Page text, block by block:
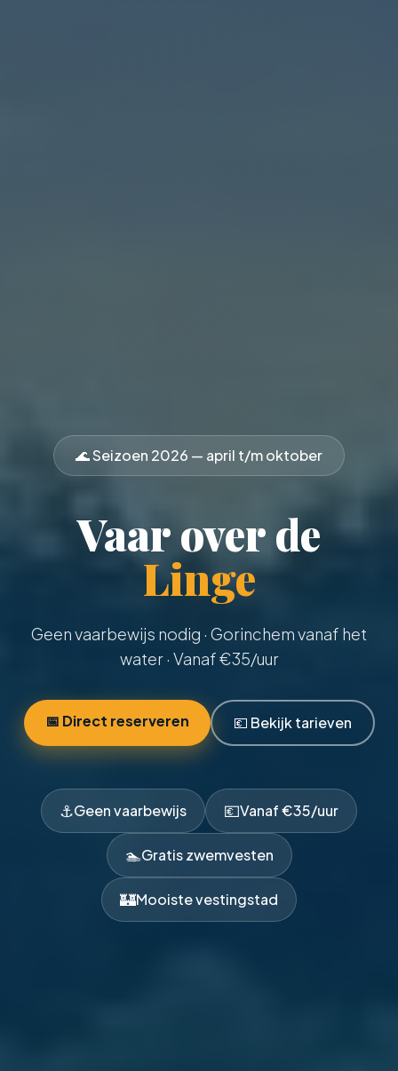
🌊 Seizoen 2026 — april t/m oktober
Vaar over de
Linge
Geen vaarbewijs nodig · Gorinchem vanaf het
water · Vanaf €35/uur
📅 Direct reserveren 💶 Bekijk tarieven
⚓Geen vaarbewijs 💶Vanaf €35/uur
🏊Gratis zwemvesten
🏰Mooiste vestingstad